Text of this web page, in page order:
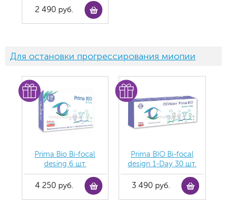
2 490 руб.
Для остановки прогрессирования миопии
Prima Bio Bi-focal
desing 6 шт.
4 250 руб.
Prima BIO Bi-focal
design 1-Day 30 шт.
3 490 руб.